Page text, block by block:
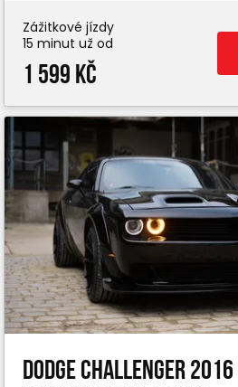
Zážitkové jízdy
15 minut už od
1 599 Kč
Dodge Challenger 2016